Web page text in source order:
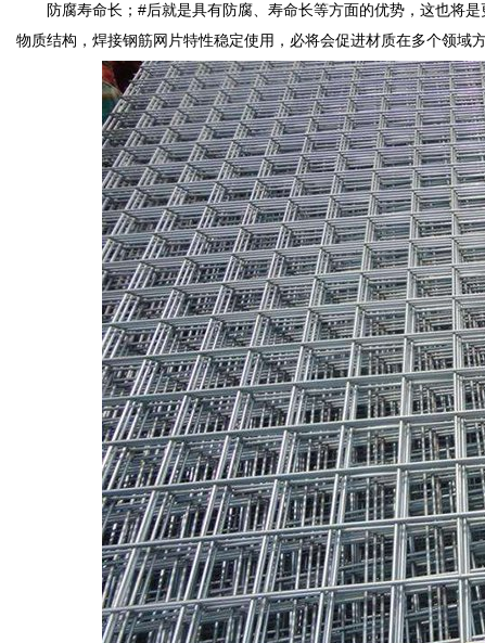
防腐寿命长；#后就是具有防腐、寿命长等方面的优势，这也将是
物质结构，焊接钢筋网片特性稳定使用，必将会促进材质在多个领域方